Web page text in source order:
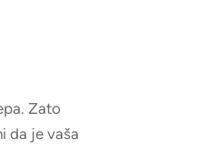
Zato
da je vaša